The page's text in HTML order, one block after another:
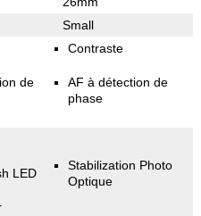
Small
de
Contraste
AF à détection de
phase
LED
Stabilization Photo
Optique